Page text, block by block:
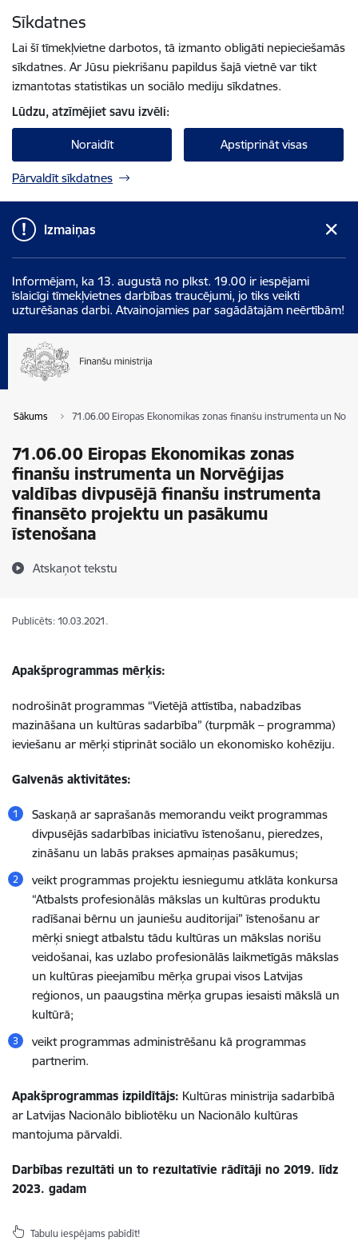
Sīkdatnes
Lai šī tīmekļvietne darbotos, tā izmanto obligāti nepieciešamās
sīkdatnes. Ar Jūsu piekrišanu papildus šajā vietnē var tikt
izmantotas statistikas un sociālo mediju sīkdatnes.
Lūdzu, atzīmējiet savu izvēli:
Noraidīt Apstiprināt visas
Pārvaldīt sīkdatnes
Izmaiņas
Informējam, ka 13. augustā no plkst. 19.00 ir iespējami
īslaicīgi tīmekļvietnes darbības traucējumi, jo tiks veikti
uzturēšanas darbi. Atvainojamies par sagādātajām neērtībām!
Sākums 71.06.00 Eiropas Ekonomikas zonas finanšu instrumenta un
71.06.00 Eiropas Ekonomikas zonas
finanšu instrumenta un Norvēģijas
valdības divpusējā finanšu instrumenta
finansēto projektu un pasākumu
īstenošana
Atskaņot tekstu
Publicēts: 10.03.2021.
Apakšprogrammas mērķis:
nodrošināt programmas “Vietējā attīstība, nabadzības
mazināšana un kultūras sadarbība” (turpmāk – programma)
ieviešanu ar mērķi stiprināt sociālo un ekonomisko kohēziju.
Galvenās aktivitātes:
Saskaņā ar saprašanās memorandu veikt programmas
divpusējās sadarbības iniciatīvu īstenošanu, pieredzes,
zināšanu un labās prakses apmaiņas pasākumus;
veikt programmas projektu iesniegumu atklāta konkursa
“Atbalsts profesionālās mākslas un kultūras produktu
radīšanai bērnu un jauniešu auditorijai” īstenošanu ar
mērķi sniegt atbalstu tādu kultūras un mākslas norišu
veidošanai, kas uzlabo profesionālās laikmetīgās mākslas
un kultūras pieejamību mērķa grupai visos Latvijas
reģionos, un paaugstina mērķa grupas iesaisti mākslā un
kultūrā;
veikt programmas administrēšanu kā programmas
partnerim.
Apakšprogrammas izpildītājs: Kultūras ministrija sadarbībā
ar Latvijas Nacionālo bibliotēku un Nacionālo kultūras
mantojuma pārvaldi.
Darbības rezultāti un to rezultatīvie rādītāji no 2019. līdz
2023. gadam
Tabulu iespējams pabīdīt!